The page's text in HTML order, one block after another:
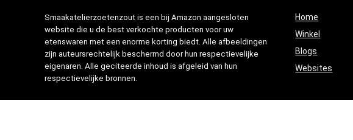
Smaakatelierzoetenzout is een bij Amazon aangesloten
website die u de best verkochte producten voor uw
etenswaren met een enorme korting biedt. Alle afbeeldingen
zijn auteursrechtelijk beschermd door hun respectievelijke
eigenaren. Alle geciteerde inhoud is afgeleid van hun
respectievelijke bronnen.
Home
Winkel
Blogs
Websites